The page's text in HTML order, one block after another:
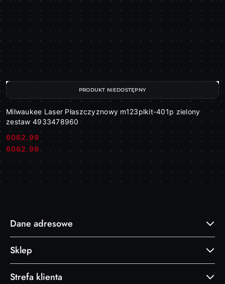
Milwaukee Laser Płaszczyznowy m123plkit-401p zielony
zestaw 4933478960
Cena:
6062.99
Cena:
6062.99
PRODUKT NIEDOSTĘPNY
Dane adresowe
Sklep
Strefa klienta